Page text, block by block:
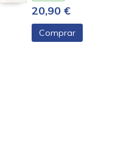
20,90 €
Comprar